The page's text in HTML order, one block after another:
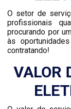
O setor de
profissionais
procurando por
às
contratando!
VALOR